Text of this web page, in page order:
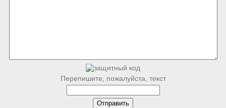
Перепишите, пожалуйста, текст